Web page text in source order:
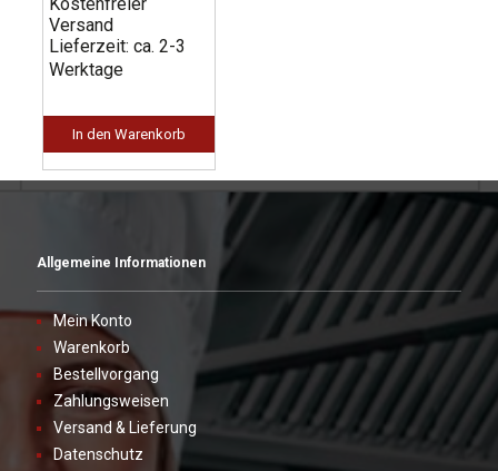
Versand
Lieferzeit: ca. 2-3
Werktage
In den Warenkorb
Allgemeine Informationen
Mein Konto
Warenkorb
Bestellvorgang
Zahlungsweisen
Versand & Lieferung
Datenschutz